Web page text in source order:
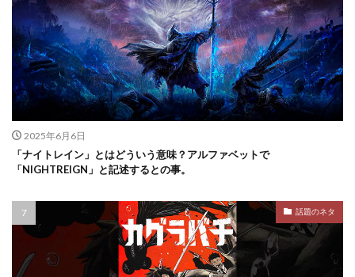
2025年6月6日
「ナイトレイン」とはどういう意味？アルファベットで
「NIGHTREIGN」と記述するとの事。
話題のネタ